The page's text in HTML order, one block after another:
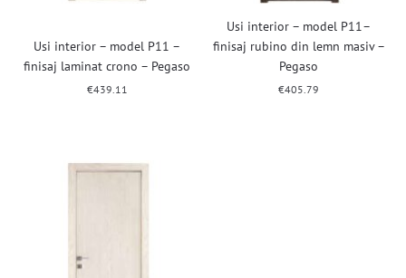
Usi interior – model P11 –
finisaj laminat crono – Pegaso
€439.11
Usi interior – model P11–
finisaj rubino din lemn masiv –
Pegaso
€405.79